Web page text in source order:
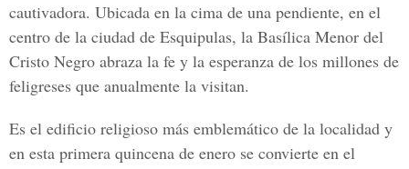
cautivadora. Ubicada en la cima de una pendiente, en el
centro de la ciudad de Esquipulas, la Basílica Menor del
Cristo Negro abraza la fe y la esperanza de los millones de
feligreses que anualmente la visitan.
Es el edificio religioso más emblemático de la localidad y
en esta primera quincena de enero se convierte en el